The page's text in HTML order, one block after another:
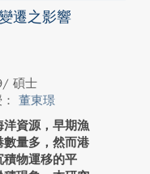
遷之影響
碩士
董東璟
資源，早期漁
量多，然而港
積物運移的平